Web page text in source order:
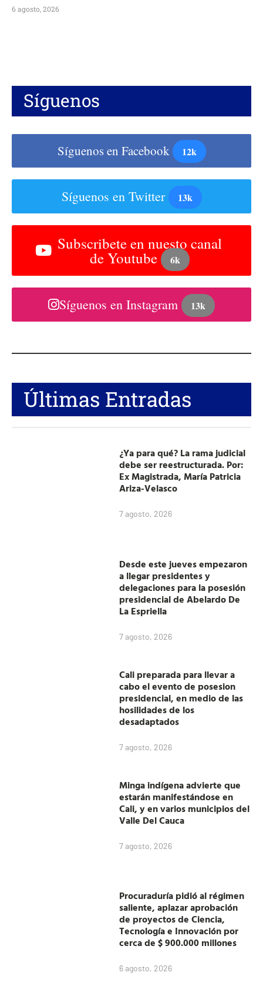
6 agosto, 2026
Síguenos
Síguenos en Facebook 12k
Síguenos en Twitter 13k
Subscribete en nuesto canal
de Youtube 6k
Síguenos en Instagram 13k
Últimas Entradas
¿Ya para qué? La rama judicial
debe ser reestructurada. Por:
Ex Magistrada, María Patricia
Ariza-Velasco
7 agosto, 2026
Desde este jueves empezaron
a llegar presidentes y
delegaciones para la posesión
presidencial de Abelardo De
La Espriella
7 agosto, 2026
Cali preparada para llevar a
cabo el evento de posesion
presidencial, en medio de las
hosilidades de los
desadaptados
7 agosto, 2026
Minga indígena advierte que
estarán manifestándose en
Cali, y en varios municipios del
Valle Del Cauca
7 agosto, 2026
Procuraduría pidió al régimen
saliente, aplazar aprobación
de proyectos de Ciencia,
Tecnología e Innovación por
cerca de $ 900.000 millones
6 agosto, 2026